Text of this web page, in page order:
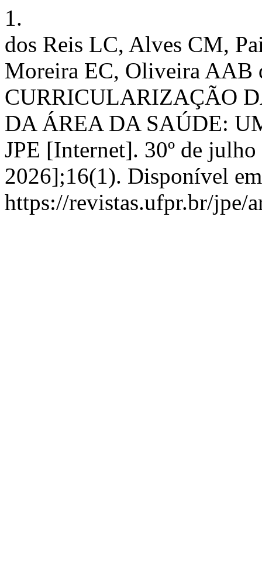
1.
dos Reis LC, Alves CM,
Moreira EC, Oliveira AAB
CURRICULARIZAÇÃO
DA ÁREA DA SAÚDE:
JPE [Internet]. 30º de
2026];16(1). Disponível
https://revistas.ufpr.br/jpe/